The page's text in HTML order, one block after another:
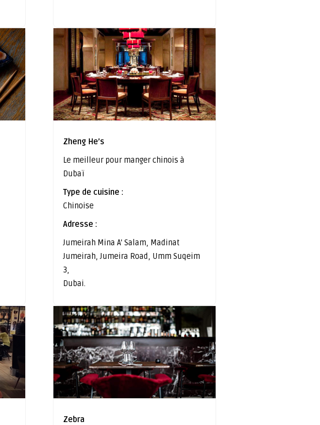
Zheng He’s
Le meilleur pour manger chinois à
Dubaï
Type de cuisine :
Chinoise
Adresse :
Jumeirah Mina A' Salam, Madinat
Jumeirah, Jumeira Road, Umm Suqeim
3,
Dubai.
Zebra